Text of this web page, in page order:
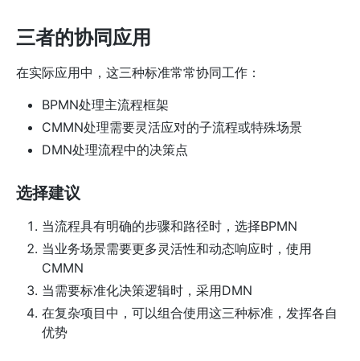
三者的协同应用
在实际应用中，这三种标准常常协同工作：
BPMN处理主流程框架
CMMN处理需要灵活应对的子流程或特殊场景
DMN处理流程中的决策点
选择建议
当流程具有明确的步骤和路径时，选择BPMN
当业务场景需要更多灵活性和动态响应时，使用
CMMN
当需要标准化决策逻辑时，采用DMN
在复杂项目中，可以组合使用这三种标准，发挥各自
优势